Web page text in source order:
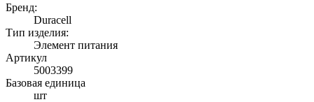
Бренд:
Duracell
Тип изделия:
Элемент питания
Артикул
5003399
Базовая единица
шт